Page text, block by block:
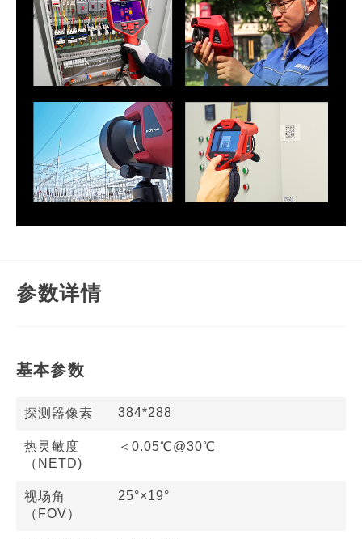
参数详情
基本参数
探测器像素 384*288
热灵敏度
（NETD)
＜0.05℃@30℃
视场角
（FOV）
25°×19°